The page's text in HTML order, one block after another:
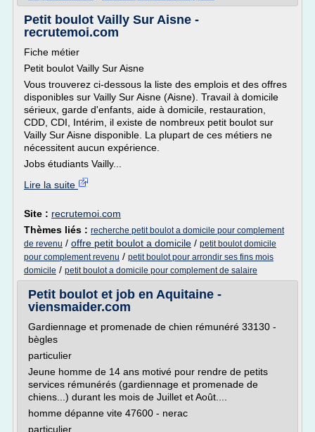
Petit boulot Vailly Sur Aisne -
recrutemoi.com
Fiche métier
Petit boulot Vailly Sur Aisne
Vous trouverez ci-dessous la liste des emplois et des offres
disponibles sur Vailly Sur Aisne (Aisne). Travail à domicile
sérieux, garde d'enfants, aide à domicile, restauration,
CDD, CDI, Intérim, il existe de nombreux petit boulot sur
Vailly Sur Aisne disponible. La plupart de ces métiers ne
nécessitent aucun expérience.
Jobs étudiants Vailly...
Lire la suite
Site : recrutemoi.com
Thèmes liés : recherche petit boulot a domicile pour complement
de revenu / offre petit boulot a domicile / petit boulot domicile
pour complement revenu / petit boulot pour arrondir ses fins mois
domicile / petit boulot a domicile pour complement de salaire
Petit boulot et job en Aquitaine -
viensmaider.com
Gardiennage et promenade de chien rémunéré 33130 -
bègles
particulier
Jeune homme de 14 ans motivé pour rendre de petits
services rémunérés (gardiennage et promenade de
chiens...) durant les mois de Juillet et Août....
homme dépanne vite 47600 - nerac
particulier